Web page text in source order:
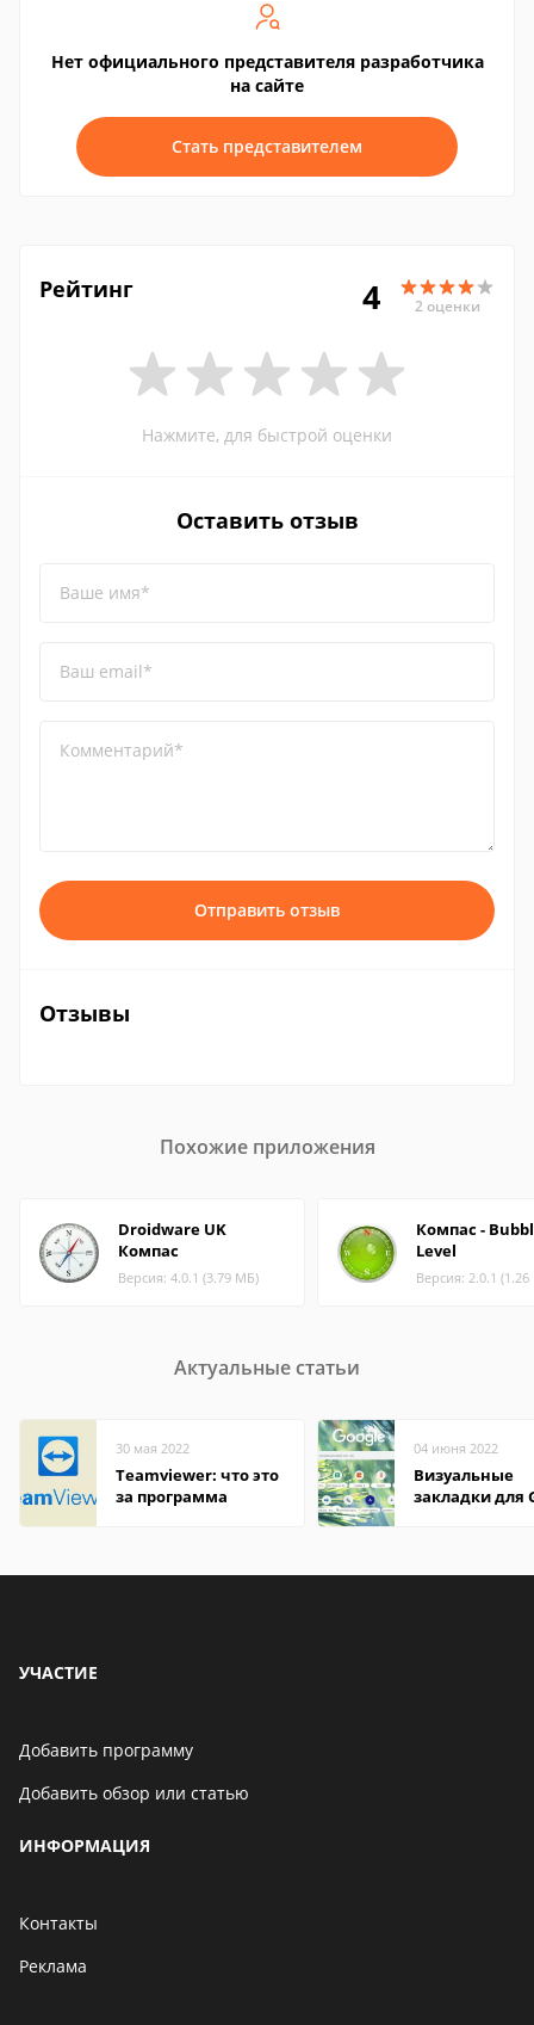
Нет официального представителя разработчика
на сайте
Стать представителем
Рейтинг 4 2 оценки
Нажмите, для быстрой оценки
Оставить отзыв
Ваше имя*
Ваш email*
Комментарий*
Отправить отзыв
Отзывы
Похожие приложения
Droidware UK
Компас
Версия: 4.0.1 (3.79 МБ)
Компас -
Level
Версия: 2.0.1
Актуальные статьи
30 мая 2022
Teamviewer: что это
за программа
04 июня 2022
Визуальные
закладки для
УЧАСТИЕ
Добавить программу
Добавить обзор или статью
ИНФОРМАЦИЯ
Контакты
Реклама